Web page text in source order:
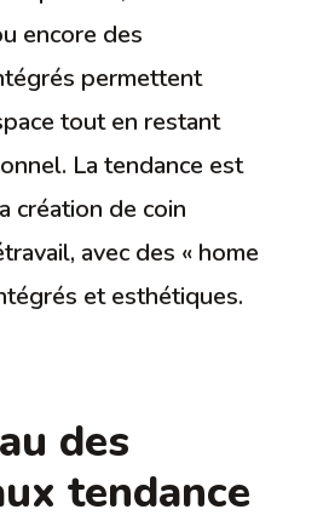
encore des
permettent
tout en restant
La tendance est
création de coin
avec des « home
et esthétiques.
des
tendance